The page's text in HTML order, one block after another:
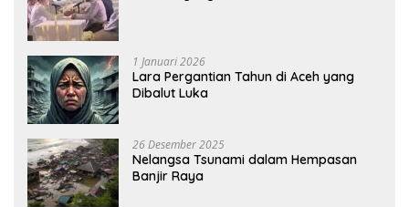
1 Januari 2026
Lara Pergantian Tahun di Aceh yang
Dibalut Luka
26 Desember 2025
Nelangsa Tsunami dalam Hempasan
Banjir Raya